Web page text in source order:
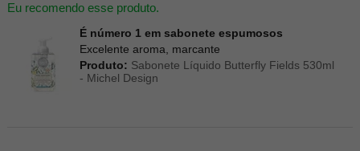
Eu recomendo esse produto.
É número 1 em sabonete espumosos
Excelente aroma, marcante
Produto: Sabonete Líquido Butterfly Fields 530ml
- Michel Design